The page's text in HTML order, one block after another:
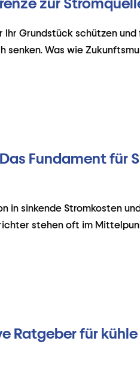
Ihr Grundstück schützen
senken. Was wie
Fundament für
in sinkende Stromkosten
stehen oft im
Ratgeber für kühle